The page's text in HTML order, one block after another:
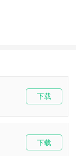
下载
下载